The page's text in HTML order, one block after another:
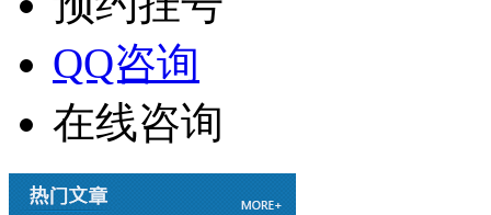
QQ咨询
在线咨询